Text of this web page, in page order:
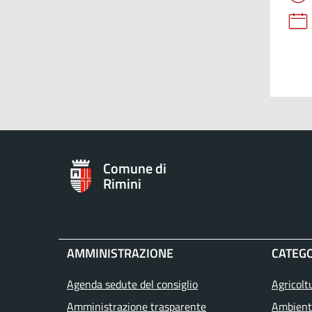
Comune di
Rimini
AMMINISTRAZIONE
Agenda sedute del consiglio
Amministrazione trasparente